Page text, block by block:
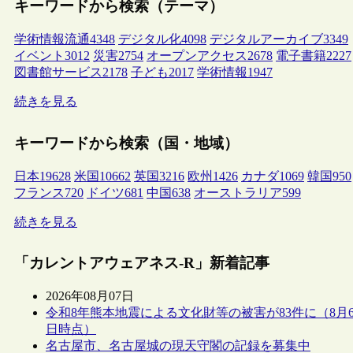
キーワードから検索（テーマ）
学術情報流通4348 デジタル化4098 デジタルアーカイブ3349
イベント 3012 災害2754 オープンアクセス2678 電子書籍2227
図書館サービス2178 子ども2017 学術情報1947
続きを見る
キーワードから検索（国・地域）
日本19628 米国 10662 英国3216 欧州 1426 カナダ1069 韓国950
フランス720 ドイツ681 中国638 オーストラリア599
続きを見る
「カレントアウェアネス-R」新着記事
2026年08月07日
令和8年熊本地震による文化財等の被害が83件に（8月
日時点）
名古屋市、名古屋城の現天守閣の記録を募集中